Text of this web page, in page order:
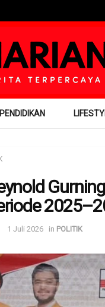
PENDIDIKAN
1 Juli 2026 in POLITIK